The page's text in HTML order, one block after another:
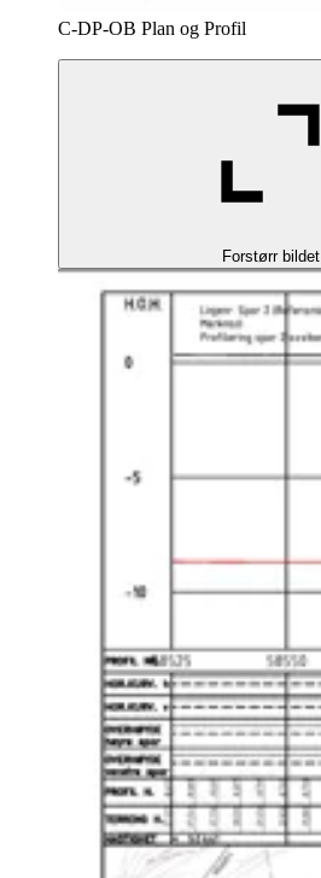
C-DP-OB Plan og Profil
Forstørr bildet